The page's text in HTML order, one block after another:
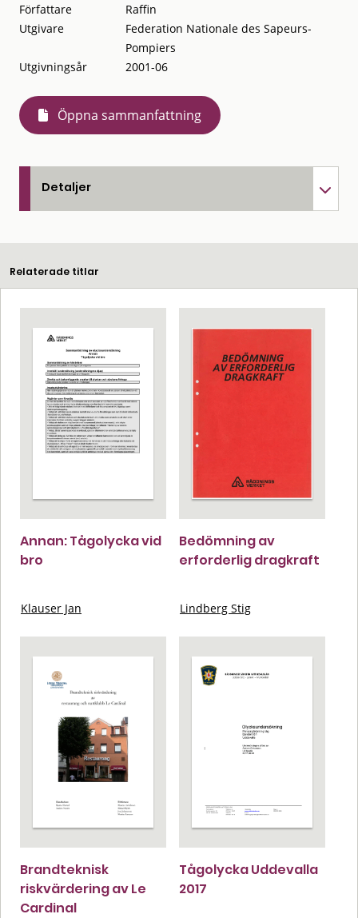
Författare
Raffin
Utgivare
Federation Nationale des Sapeurs-
Pompiers
Utgivningsår
2001-06
Öppna sammanfattning
Detaljer
Relaterade titlar
Annan: Tågolycka vid
bro
Klauser Jan
Bedömning av
erforderlig dragkraft
Lindberg Stig
Brandteknisk
riskvärdering av Le
Cardinal
Tågolycka Uddevalla
2017